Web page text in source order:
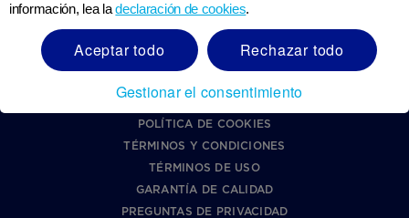
LÍNEA ÉTICA DE DANONE
Apoyo
REPÚBLICA DOMINICANA
POLÍTICA DE PRIVACIDAD
POLÍTICA DE COOKIES
TÉRMINOS Y CONDICIONES
TÉRMINOS DE USO
GARANTÍA DE CALIDAD
PREGUNTAS DE PRIVACIDAD
información, lea ladeclaración de cookies.
Aceptar todo
Rechazar todo
Gestionar el consentimiento